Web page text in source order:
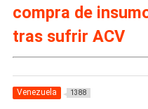
compra de
tras sufrir ACV
Venezuela 1388